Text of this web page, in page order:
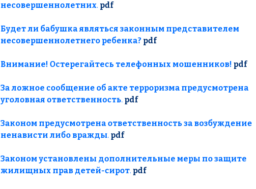
несовершеннолетних. pdf
Будет ли бабушка являться законным представителем
несовершеннолетнего ребенка? pdf
Внимание! Остерегайтесь телефонных мошенников! pdf
За ложное сообщение об акте терроризма предусмотрена
уголовная ответственность. pdf
Законом предусмотрена ответственность за возбуждение
ненависти либо вражды. pdf
Законом установлены дополнительные меры по защите
жилищных прав детей-сирот. pdf